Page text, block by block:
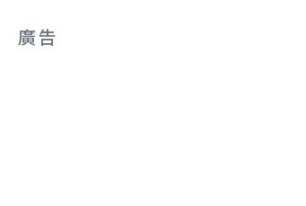
廣告